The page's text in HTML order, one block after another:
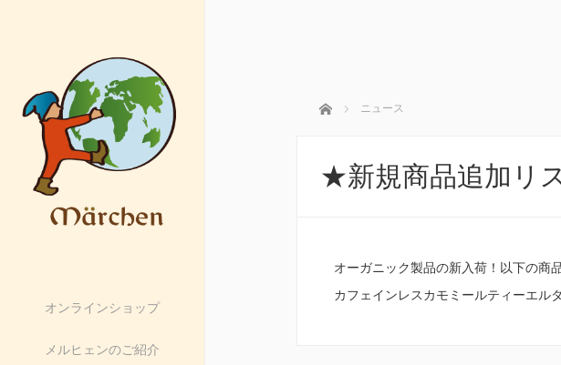
オンラインショップ
メルヒェンのご紹介
ホーム ニュース
★新規商品追加リ
オーガニック製品の新入荷！以下の商
カフェインレスカモミールティーエル